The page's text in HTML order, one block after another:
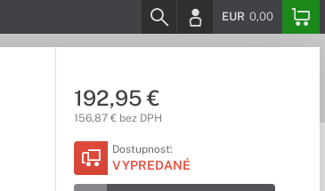
EUR 0,00
192,95 €
156,87 € bez DPH
Dostupnosť:
VYPREDANÉ